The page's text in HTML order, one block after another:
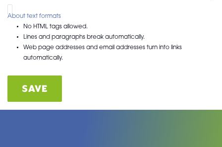
About text formats
No HTML tags allowed.
Lines and paragraphs break automatically.
Web page addresses and email addresses turn into links
automatically.
SAVE